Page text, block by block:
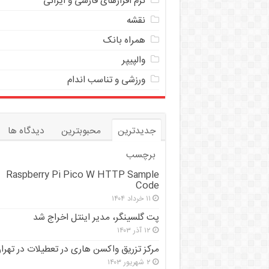
نقشه
همراه بانک
والپیپر
ورزشی و تناسب اندام
جدیدترین محبوبترین
دیدگاه ها
برچسب
Raspberry Pi Pico W HTTP Sample
Code
۱۱ خرداد ۱۴۰۴
پت گلسینگر، مدیر اینتل اخراج شد
۱۲ آذر ۱۴۰۳
مرکز تزریق واکسن هاری در تعطیلات در
۲ شهریور ۱۴۰۳